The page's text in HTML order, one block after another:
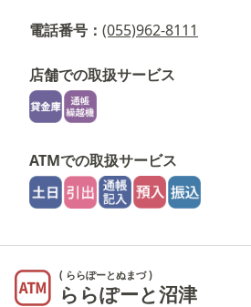
電話番号： (055)962-8111
店舗での取扱サービス
ATMでの取扱サービス
( ららぽーとぬまづ )
ららぽーと沼津